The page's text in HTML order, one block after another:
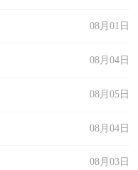
08月01日
08月04日
08月05日
08月04日
08月03日